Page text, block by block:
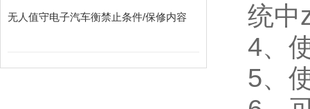
无人值守电子汽车衡禁止条件/保修内容
统中
4、
5、